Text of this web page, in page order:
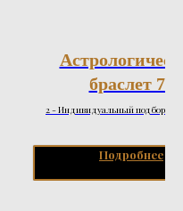
браслет 72
2 - Индивидуальный подбор
Подробнее